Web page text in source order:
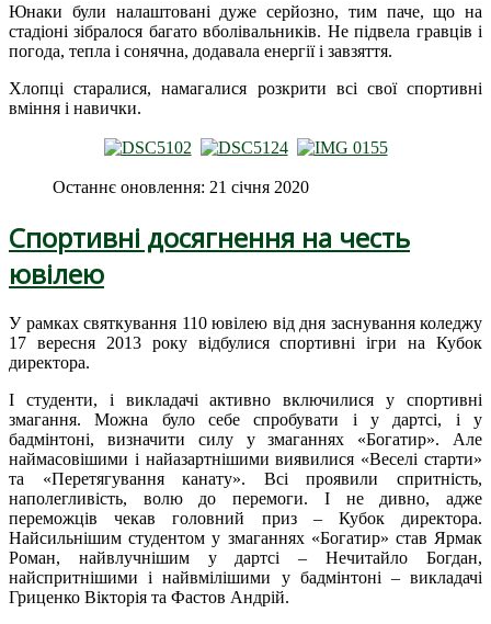
Юнаки були налаштовані дуже серйозно, тим паче, що на
стадіоні зібралося багато вболівальників. Не підвела гравців і
погода, тепла і сонячна, додавала енергії і завзяття.
Хлопці старалися, намагалися розкрити всі свої спортивні
вміння і навички.
Останнє оновлення: 21 січня 2020
Спортивні досягнення на честь
ювілею
У рамках святкування 110 ювілею від дня заснування коледжу
17 вересня 2013 року відбулися спортивні ігри на Кубок
директора.
І студенти, і викладачі активно включилися у спортивні
змагання. Можна було себе спробувати і у дартсі, і у
бадмінтоні, визначити силу у змаганнях «Богатир». Але
наймасовішими і найазартнішими виявилися «Веселі старти»
та «Перетягування канату». Всі проявили спритність,
наполегливість, волю до перемоги. І не дивно, адже
переможців чекав головний приз – Кубок директора.
Найсильнішим студентом у змаганнях «Богатир» став Ярмак
Роман, найвлучнішим у дартсі – Нечитайло Богдан,
найспритнішими і найвмілішими у бадмінтоні – викладачі
Гриценко Вікторія та Фастов Андрій.